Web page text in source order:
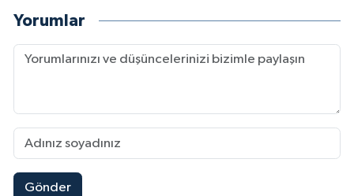
Yorumlar
Gönder